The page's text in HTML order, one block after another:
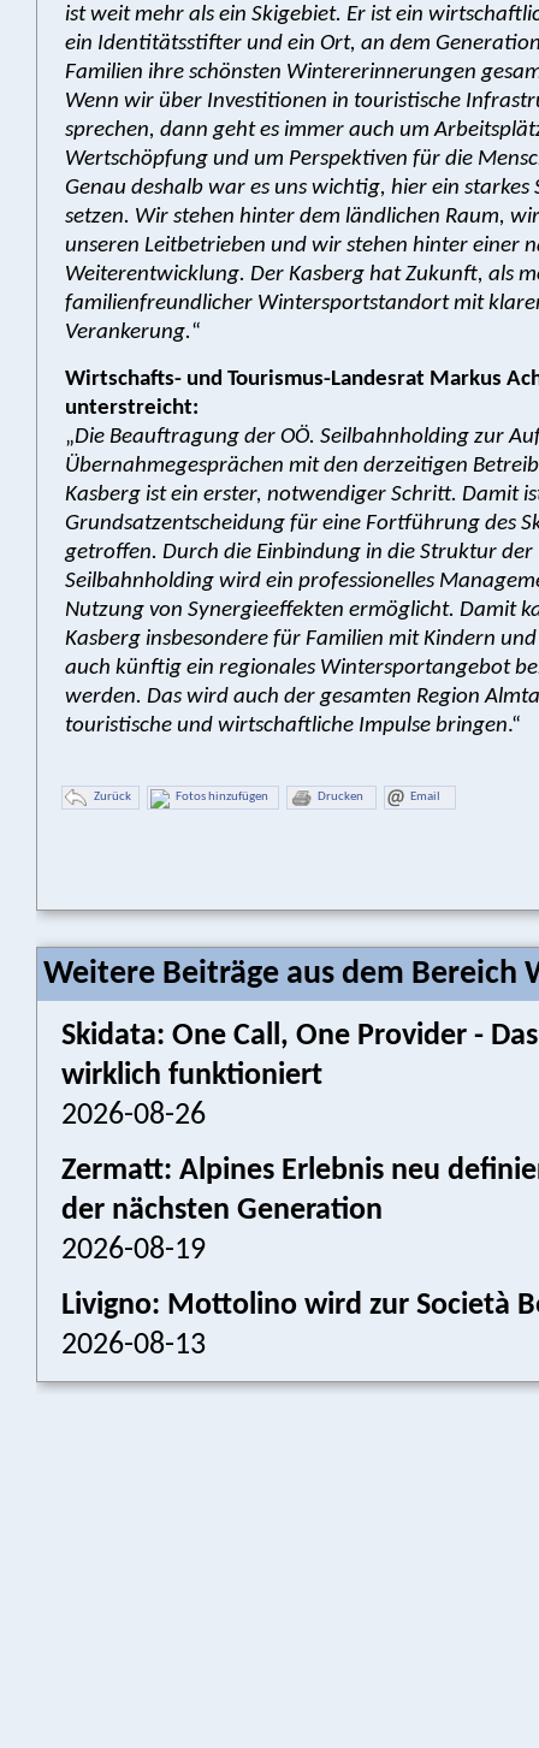
ist weit mehr als ein Skigebiet. Er ist ein
ein Identitätsstifter und ein Ort, an dem
Familien ihre schönsten Wintererinnerungen
Wenn wir über Investitionen in touristische
sprechen, dann geht es immer auch um
Wertschöpfung und um Perspektiven für die
Genau deshalb war es uns wichtig, hier ein starkes
setzen. Wir stehen hinter dem ländlichen Raum,
unseren Leitbetrieben und wir stehen hinter einer
Weiterentwicklung. Der Kasberg hat Zukunft, als
familienfreundlicher Wintersportstandort mit
Verankerung.“
Wirtschafts- und Tourismus-Landesrat Markus
unterstreicht:
„Die Beauftragung der OÖ. Seilbahnholding zur
Übernahmegesprächen mit den derzeitigen
Kasberg ist ein erster, notwendiger Schritt. Damit
Grundsatzentscheidung für eine Fortführung des
getroffen. Durch die Einbindung in die Struktur der
Seilbahnholding wird ein professionelles
Nutzung von Synergieeffekten ermöglicht. Damit
Kasberg insbesondere für Familien mit Kindern
auch künftig ein regionales Wintersportangebot
werden. Das wird auch der gesamten Region
touristische und wirtschaftliche Impulse bringen.“
Zurück Fotos hinzufügen Drucken Email
Weitere Beiträge aus dem Bereich
Skidata: One Call, One Provider -
wirklich funktioniert
2026-08-26
Zermatt: Alpines Erlebnis neu
der nächsten Generation
2026-08-19
Livigno: Mottolino wird zur Società
2026-08-13